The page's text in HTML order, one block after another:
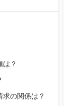
は？
の関係は？